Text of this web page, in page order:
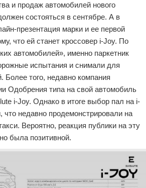
и продаж автомобилей нового
состояться в сентябре. А в
презентация марки и ее первой
что ей станет кроссовер i-Joy. По
автомобилей», именно паркетник
испытания и снимали для
Более того, недавно компания
Одобрения типа на свой автомобиль
i-Joy. Однако в итоге выбор пал на i-
что недавно продемонстрировали на
Вероятно, реакция публики на эту
была позитивной.